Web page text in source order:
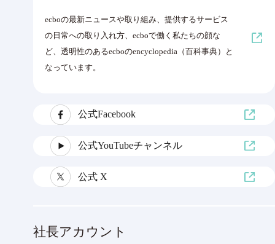
ecboの最新ニュースや取り組み、提供するサービス
の日常への取り入れ方、ecboで働く私たちの顔な
ど、透明性のあるecboのencyclopedia（百科事典）と
なっています。
公式Facebook
公式YouTubeチャンネル
公式 X
社長アカウント